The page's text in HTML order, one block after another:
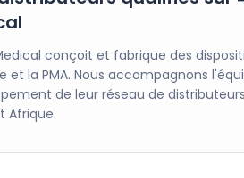
conçoit et fabrique des
et la PMA. Nous accompagnons
de leur réseau de distributeurs
Afrique.